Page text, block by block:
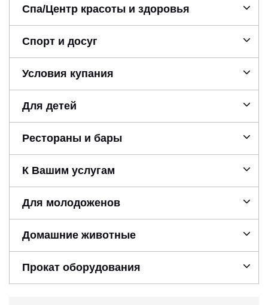
Спа/Центр красоты и здоровья
Спорт и досуг
Условия купания
Для детей
Рестораны и бары
К Вашим услугам
Для молодоженов
Домашние животные
Прокат оборудования